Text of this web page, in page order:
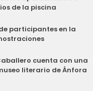
de la piscina
participantes en la
cuenta con una
literario de Ánfora